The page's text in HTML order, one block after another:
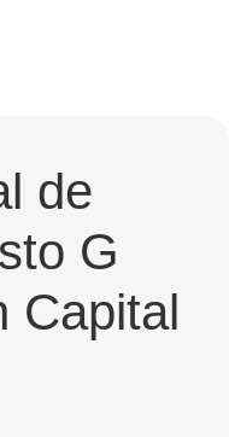
de
G
Capital